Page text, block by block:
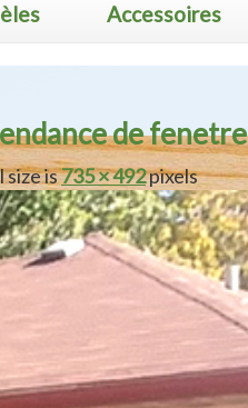
Accessoires
de fenetre
size is735 × 492pixels